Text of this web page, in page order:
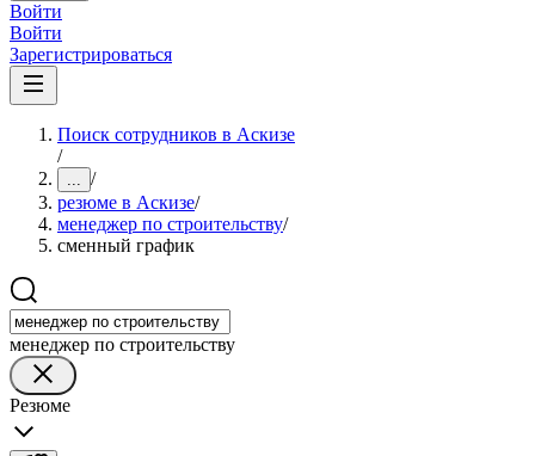
Войти
Войти
Зарегистрироваться
Поиск сотрудников в Аскизе
/
... /
резюме в Аскизе/
менеджер по строительству/
сменный график
менеджер по строительству
Резюме